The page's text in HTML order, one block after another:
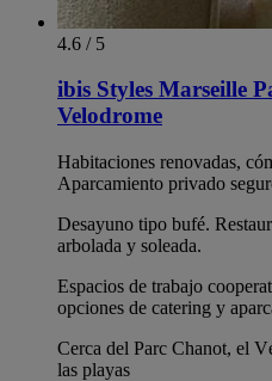
4.6 / 5
ibis Styles Marseille
Velodrome
Habitaciones renovadas,
Aparcamiento privado
Desayuno tipo bufé.
arbolada y soleada.
Espacios de trabajo
opciones de catering y
Cerca del Parc Chanot, el
las playas